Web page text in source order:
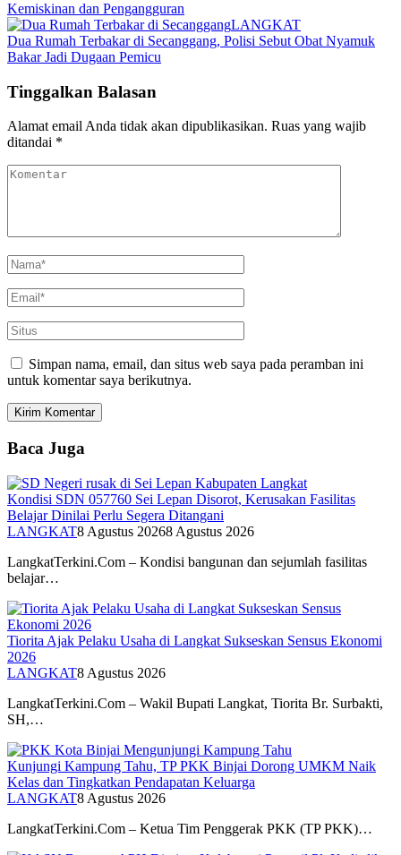
Kemiskinan dan Pengangguran
LANGKAT
Dua Rumah Terbakar di Secanggang, Polisi Sebut Obat Nyamuk
Bakar Jadi Dugaan Pemicu
Tinggalkan Balasan
Alamat email Anda tidak akan dipublikasikan. Ruas yang wajib
ditandai *
Simpan nama, email, dan situs web saya pada peramban ini
untuk komentar saya berikutnya.
Baca Juga
Kondisi SDN 057760 Sei Lepan Disorot, Kerusakan Fasilitas
Belajar Dinilai Perlu Segera Ditangani
LANGKAT8 Agustus 20268 Agustus 2026
LangkatTerkini.Com – Kondisi bangunan dan sejumlah fasilitas
belajar…
Tiorita Ajak Pelaku Usaha di Langkat Sukseskan Sensus Ekonomi
2026
LANGKAT8 Agustus 2026
LangkatTerkini.Com – Wakil Bupati Langkat, Tiorita Br. Surbakti,
SH,…
Kunjungi Kampung Tahu, TP PKK Binjai Dorong UMKM Naik
Kelas dan Tingkatkan Pendapatan Keluarga
LANGKAT8 Agustus 2026
LangkatTerkini.Com – Ketua Tim Penggerak PKK (TP PKK)…